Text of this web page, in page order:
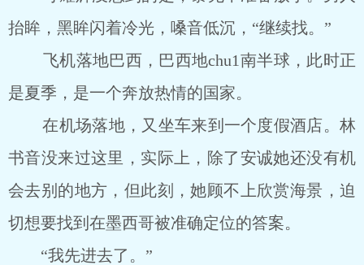
抬眸，黑眸闪着冷光，嗓音低沉，“继续找。”
飞机落地巴西，巴西地chu1南半球，此时正
是夏季，是一个奔放热情的国家。
在机场落地，又坐车来到一个度假酒店。林
书音没来过这里，实际上，除了安诚她还没有机
会去别的地方，但此刻，她顾不上欣赏海景，迫
切想要找到在墨西哥被准确定位的答案。
“我先进去了。”